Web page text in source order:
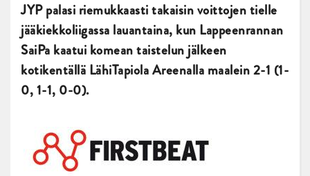
JYP palasi riemukkaasti takaisin voittojen tielle
jääkiekkoliigassa lauantaina, kun Lappeenrannan
SaiPa kaatui komean taistelun jälkeen
kotikentällä LähiTapiola Areenalla maalein 2-1 (1-
0, 1-1, 0-0).